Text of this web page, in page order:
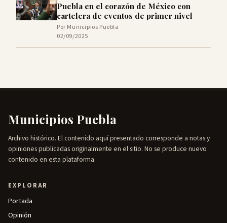
Puebla en el corazón de México con
cartelera de eventos de primer nivel
Por Municipios Puebla
02/09/2025
Municipios Puebla
Archivo histórico. El contenido aquí presentado corresponde a notas y
opiniones publicadas originalmente en el sitio. No se produce nuevo
contenido en esta plataforma.
EXPLORAR
Portada
Opinión